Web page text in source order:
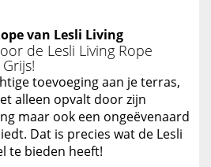
van Lesli Living
de Lesli Living Rope
toevoeging aan je terras,
alleen opvalt door zijn
maar ook een ongeëvenaard
Dat is precies wat de Lesli
te bieden heeft!